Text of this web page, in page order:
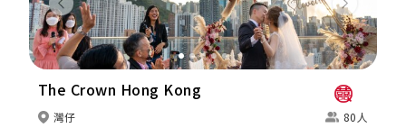
Previous Next
The Crown Hong Kong
灣仔
80人